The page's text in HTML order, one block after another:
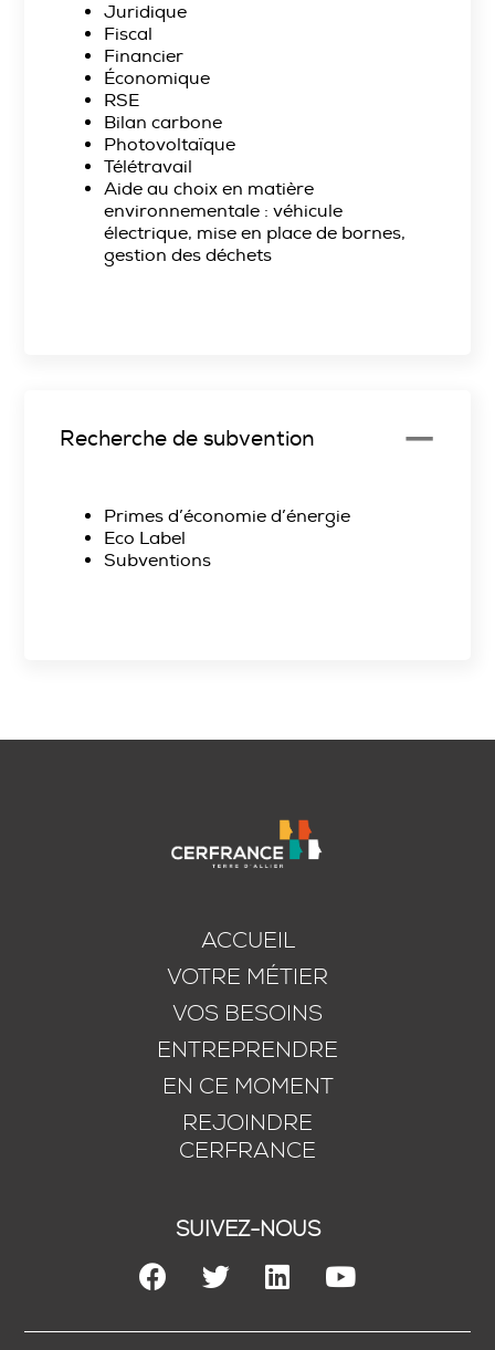
Juridique
Fiscal
Financier
Économique
RSE
Bilan carbone
Photovoltaïque
Télétravail
Aide au choix en matière
environnementale : véhicule
électrique, mise en place de bornes,
gestion des déchets
Recherche de subvention
Primes d’économie d’énergie
Eco Label
Subventions
ACCUEIL
VOTRE MÉTIER
VOS BESOINS
ENTREPRENDRE
EN CE MOMENT
REJOINDRE
CERFRANCE
SUIVEZ-NOUS